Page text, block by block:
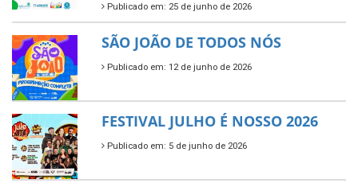
Publicado em: 25 de junho de 2026
SÃO JOÃO DE TODOS NÓS
Publicado em: 12 de junho de 2026
FESTIVAL JULHO É NOSSO 2026
Publicado em: 5 de junho de 2026